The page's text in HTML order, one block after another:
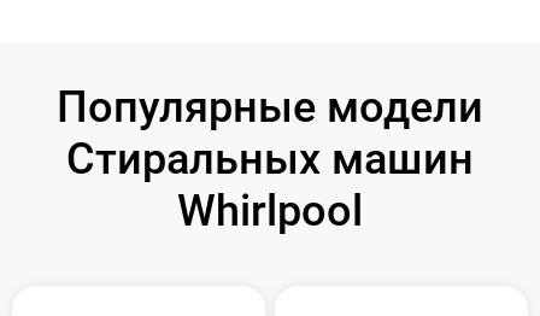
Популярные модели
Стиральных машин
Whirlpool